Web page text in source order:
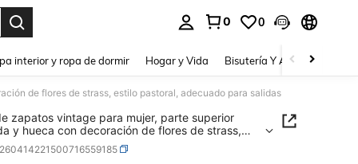
0 0
interior y ropa de dormir Hogar y Vida Bisutería Y Accesorios
de flores de strass, estilo pastoral, adecuado para salidas
zapatos vintage para mujer, parte superior
y hueca con decoración de flores de strass,
adecuado para salidas